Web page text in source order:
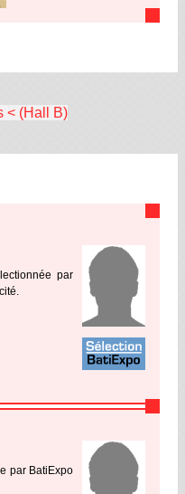
< (Hall B)
par
par BatiExpo